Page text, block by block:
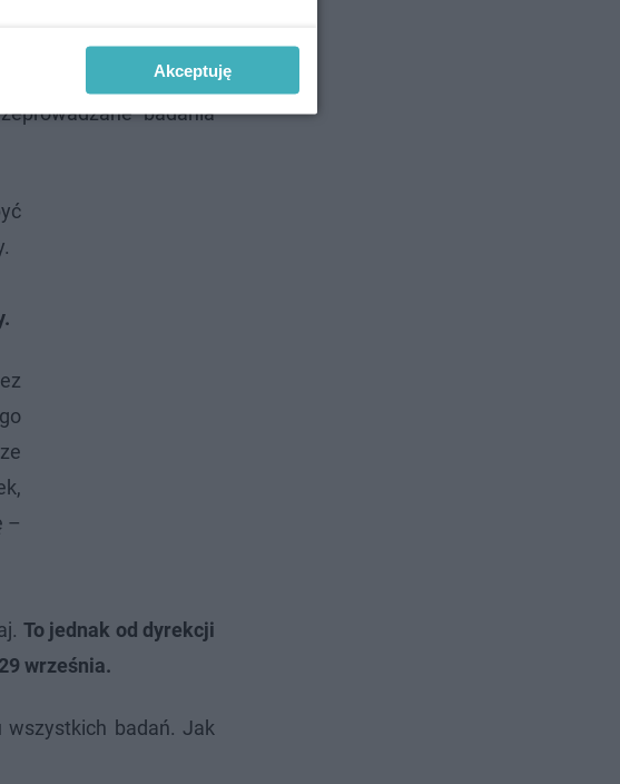
badania
–
To jednak od dyrekcji
września.
wszystkich badań. Jak
Akceptuję